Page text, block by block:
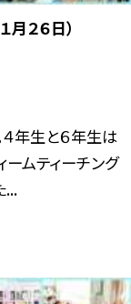
月２６日）
年生と６年生は
ムティーチング
...